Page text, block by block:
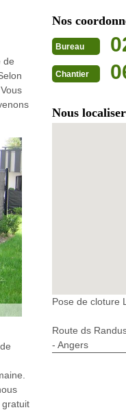
de
gratuit
Nos
Bureau
Chantier
Nous localiser
Pose de cloture
Route ds
- Angers